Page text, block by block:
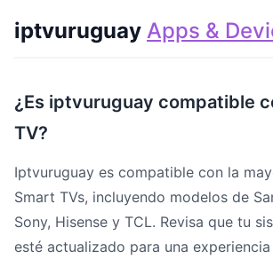
iptvuruguay Apps &
¿Es iptvuruguay compatible
TV?
Iptvuruguay es compatible con la
Smart TVs, incluyendo modelos de
Sony, Hisense y TCL. Revisa que tu
esté actualizado para una